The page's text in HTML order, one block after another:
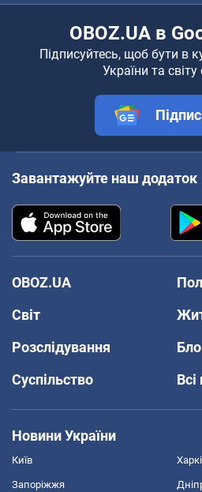
OBOZ.UA в
Підписуйтесь, щоб бути в
України та світу
Завантажуйте наш додаток
OBOZ.UA
Світ
Розслідування
Суспільство
Новини України
Київ
Запоріжжя